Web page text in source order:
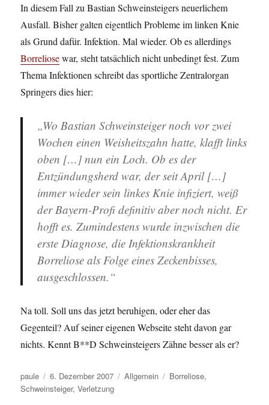
In diesem Fall zu Bastian Schweinsteigers neuerlichem
Ausfall. Bisher galten eigentlich Probleme im linken Knie
als Grund dafür. Infektion. Mal wieder. Ob es allerdings
Borreliosewar, steht tatsächlich nicht unbedingt fest. Zum
Thema Infektionen schreibt das sportliche Zentralorgan
Springers dies hier:
„Wo Bastian Schweinsteiger noch vor zwei
Wochen einen Weisheitszahn hatte, klafft links
oben […] nun ein Loch. Ob es der
Entzündungsherd war, der seit April […]
immer wieder sein linkes Knie infiziert, weiß
der Bayern-Profi definitiv aber noch nicht. Er
hofft es. Zumindestens wurde inzwischen die
erste Diagnose, die Infektionskrankheit
Borreliose als Folge eines Zeckenbisses,
ausgeschlossen.“
Na toll. Soll uns das jetzt beruhigen, oder eher das
Gegenteil? Auf seiner eigenen Webseite steht davon gar
nichts. Kennt B**D Schweinsteigers Zähne besser als er?
Autor
paule
Veröffentlicht
am
6. Dezember 2007 Kategorien
Allgemein Schlagwörter
Borreliose,
Schweinsteiger,Verletzung